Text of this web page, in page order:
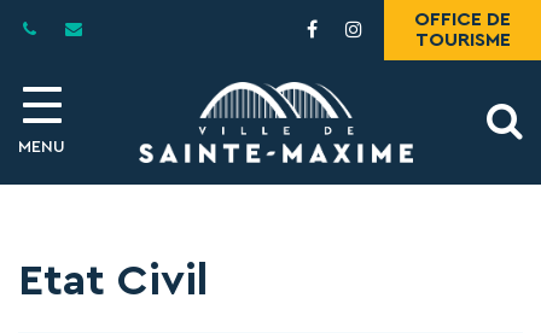
Lien
le
compte
Facebook
OFFICE DE
TOURISME
MENU
Etat Civil